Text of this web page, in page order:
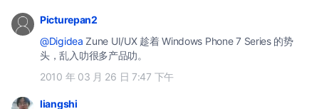
Picturepan2
@Digidea Zune UI/UX 趁着 Windows Phone 7 Series 的势
头，乱入叻很多产品叻。
2010 年 03 月 26 日 7:47 下午
liangshi